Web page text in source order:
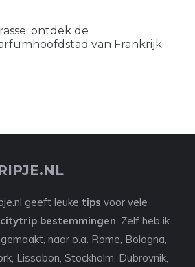
ontdek de
van Frankrijk
geeft leuke tips voor vele
citytrip bestemmingen. Zelf heb ik
naar o.a. Rome, Bologna,
Lissabon, Stockholm, Dubrovnik,